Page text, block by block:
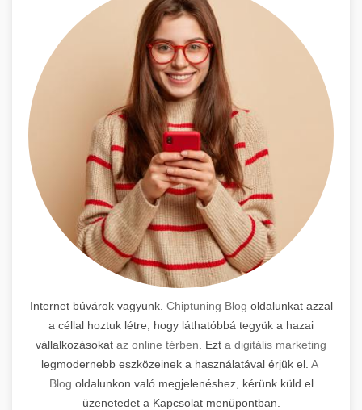
Internet búvárok vagyunk. Chiptuning Blog oldalunkat azzal
a céllal hoztuk létre, hogy láthatóbbá tegyük a hazai
vállalkozásokat az online térben . Ezt a digitális marketing
legmodernebb eszközeinek a használatával érjük el. A
Blog oldalunkon való megjelenéshez, kérünk küld el
üzenetedet a Kapcsolat menüpontban.